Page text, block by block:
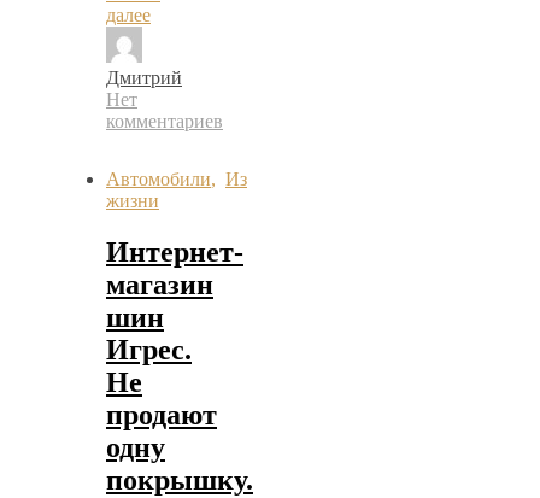
далее
Дмитрий
Нет
комментариев
Автомобили, Из
жизни
Интернет-
магазин
шин
Игрес.
Не
продают
одну
покрышку.